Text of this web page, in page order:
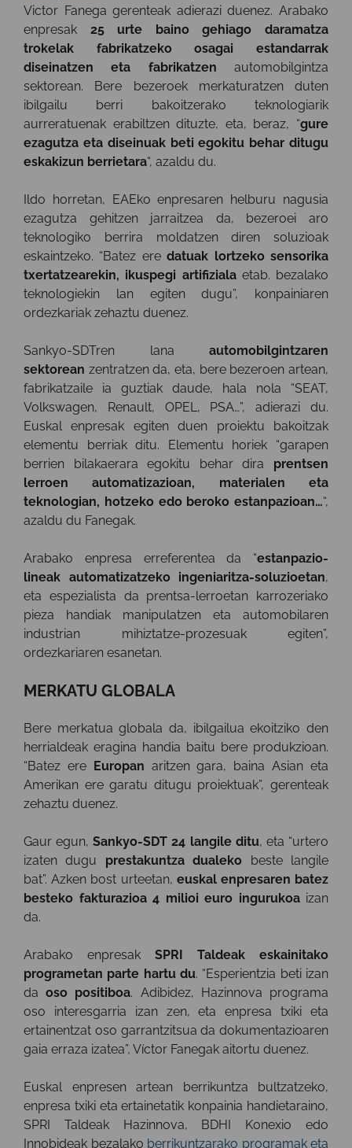
Victor Fanega gerenteak adierazi duenez. Arabako
enpresak 25 urte baino gehiago daramatza
trokelak fabrikatzeko osagai estandarrak
diseinatzen eta fabrikatzen automobilgintza
sektorean. Bere bezeroek merkaturatzen duten
ibilgailu berri bakoitzerako teknologiarik
aurreratuenak erabiltzen dituzte, eta, beraz, “gure
ezagutza eta diseinuak beti egokitu behar ditugu
eskakizun berrietara“, azaldu du.
Ildo horretan, EAEko enpresaren helburu nagusia
ezagutza gehitzen jarraitzea da, bezeroei aro
teknologiko berrira moldatzen diren soluzioak
eskaintzeko. “Batez eredatuak lortzeko sensorika
txertatzearekin, ikuspegi artifiziala etab. bezalako
teknologiekin lan egiten dugu”, konpainiaren
ordezkariak zehaztu duenez.
Sankyo-SDTren lana automobilgintzaren
sektorean zentratzen da, eta, bere bezeroen artean,
fabrikatzaile ia guztiak daude, hala nola “SEAT,
Volkswagen, Renault, OPEL, PSA…”, adierazi du.
Euskal enpresak egiten duen proiektu bakoitzak
elementu berriak ditu. Elementu horiek “garapen
berrien bilakaerara egokitu behar dira prentsen
lerroen automatizazioan, materialen eta
teknologian, hotzeko edo beroko estanpazioan…“,
azaldu du Fanegak.
Arabako enpresa erreferentea da “estanpazio-
lineak automatizatzeko ingeniaritza-soluzioetan,
eta espezialista da prentsa-lerroetan karrozeriako
pieza handiak manipulatzen eta automobilaren
industrian mihiztatze-prozesuak egiten”,
ordezkariaren esanetan.
MERKATU GLOBALA
Bere merkatua globala da, ibilgailua ekoitziko den
herrialdeak eragina handia baitu bere produkzioan.
“Batez ere Europan aritzen gara, baina Asian eta
Amerikan ere garatu ditugu proiektuak”, gerenteak
zehaztu duenez.
Gaur egun,Sankyo-SDT 24 langile ditu, eta “urtero
izaten dugu prestakuntza dualeko beste langile
bat”. Azken bost urteetan, euskal enpresaren batez
besteko fakturazioa 4 milioi euro ingurukoaizan
da.
Arabako enpresak SPRI Taldeak eskainitako
programetan parte hartu du. “Esperientzia beti izan
daoso positiboa. Adibidez, Hazinnova programa
oso interesgarria izan zen, eta enpresa txiki eta
ertainentzat oso garrantzitsua da dokumentazioaren
gaia erraza izatea”, Víctor Fanegak aitortu duenez.
Euskal enpresen artean berrikuntza bultzatzeko,
enpresa txiki eta ertainetatik konpainia handietaraino,
SPRI Taldeak Hazinnova, BDHI Konexio edo
Innobideak bezalako berrikuntzarako programak eta